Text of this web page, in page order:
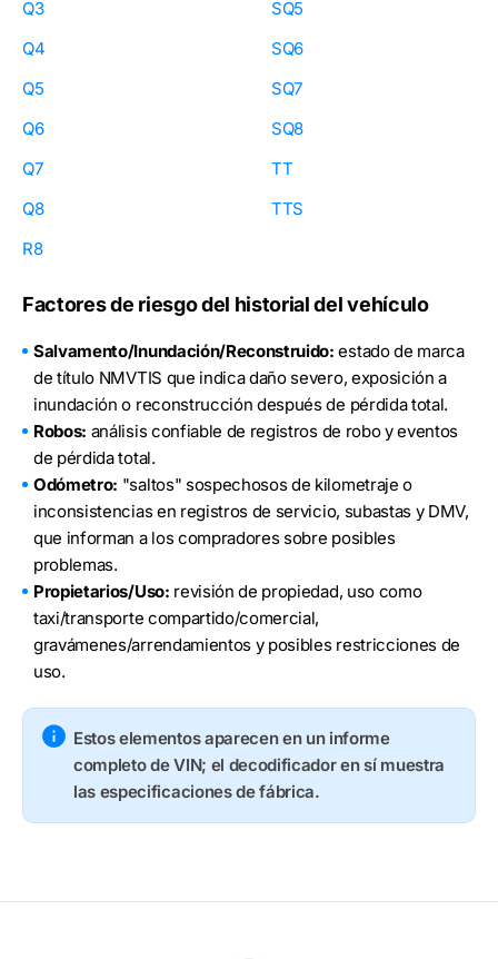
Q3
Q4
Q5
Q6
Q7
Q8
R8
SQ5
SQ6
SQ7
SQ8
TT
TTS
Factores de riesgo del historial del vehículo
Salvamento/Inundación/Reconstruido: estado de marca
de título NMVTIS que indica daño severo, exposición a
inundación o reconstrucción después de pérdida total.
Robos: análisis confiable de registros de robo y eventos
de pérdida total.
Odómetro: "saltos" sospechosos de kilometraje o
inconsistencias en registros de servicio, subastas y DMV,
que informan a los compradores sobre posibles
problemas.
Propietarios/Uso: revisión de propiedad, uso como
taxi/transporte compartido/comercial,
gravámenes/arrendamientos y posibles restricciones de
uso.
Estos elementos aparecen en un informe
completo de VIN; el decodificador en sí muestra
las especificaciones de fábrica.